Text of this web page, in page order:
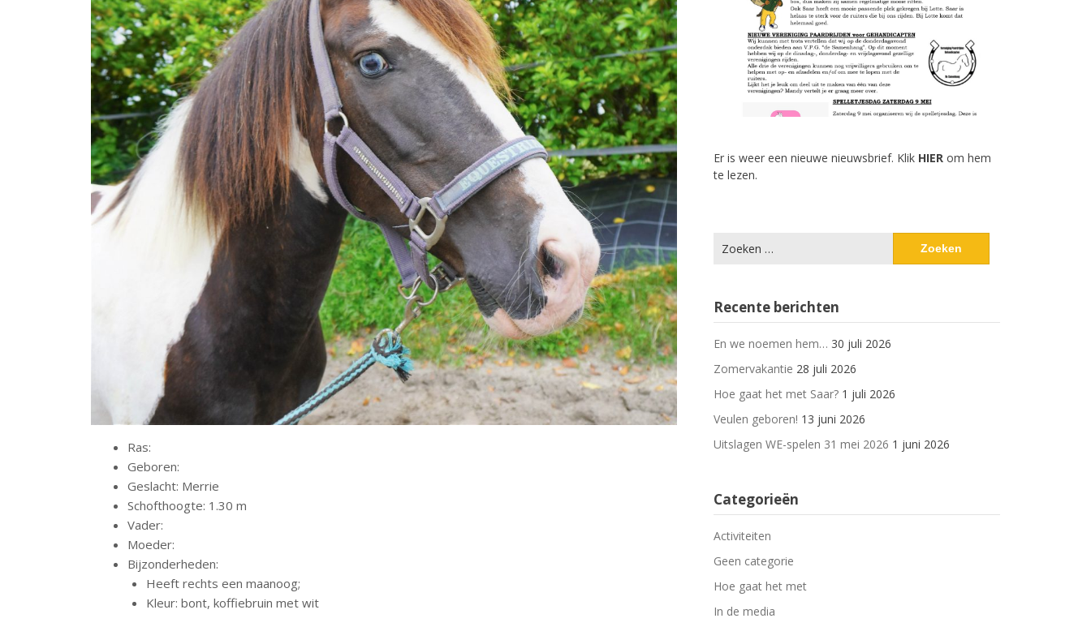
Ras:
Geboren:
Geslacht: Merrie
Schofthoogte: 1.30 m
Vader:
Moeder:
Bijzonderheden:
Heeft rechts een maanoog;
Kleur: bont, koffiebruin met wit
Er is weer een nieuwe nieuwsbrief. Klik HIER om hem
te lezen.
naar:
Recente berichten
En we noemen hem… 30 juli 2026
Zomervakantie 28 juli 2026
Hoe gaat het met Saar? 1 juli 2026
Veulen geboren! 13 juni 2026
Uitslagen WE-spelen 31 mei 2026 1 juni 2026
Categorieën
Activiteiten
Geen categorie
Hoe gaat het met
In de media